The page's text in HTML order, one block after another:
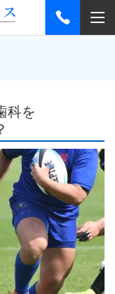
科を